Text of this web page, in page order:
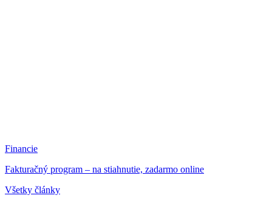
Financie
Fakturačný program – na stiahnutie, zadarmo online
Všetky články